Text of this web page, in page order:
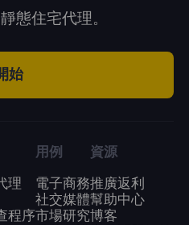
is blocked, making it
proxy: High-speed
supports country
collect data.
態住宅代理。
始
理
程序
用例
電子商務
社交媒體
市場研究
資源
推廣返利
幫助中心
博客